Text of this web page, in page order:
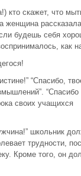
кто скажет, что
женщина
будешь себя
как
“Спасибо,
“Спасибо
своих учащихся
школьник
трудности,
Кроме того, он